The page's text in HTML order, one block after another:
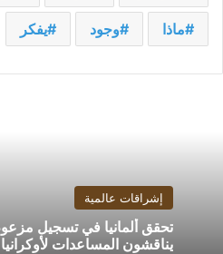
ماذا وجود يفكر
إشراقات عالمية
تحقق ألمانيا في تسجيل
يناقشون المساعدات لأوكرانيا